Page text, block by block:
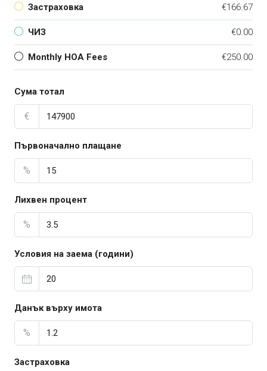
Застраховка €166.67
ЧИЗ €0.00
Monthly HOA Fees €250.00
Сума тотал
€
Първоначално плащане
%
Лихвен процент
%
Условия на заема (години)
Данък върху имота
%
Застраховка